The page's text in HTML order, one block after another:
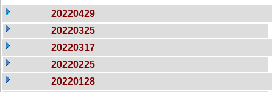
20220429
20220325
20220317
20220225
20220128